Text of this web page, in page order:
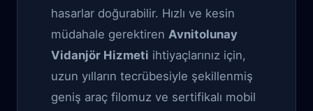
hasarlar doğurabilir. Hızlı ve kesin
müdahale gerektiren Avnitolunay
Vidanjör Hizmeti ihtiyaçlarınız için,
uzun yılların tecrübesiyle şekillenmiş
geniş araç filomuz ve sertifikalı mobil